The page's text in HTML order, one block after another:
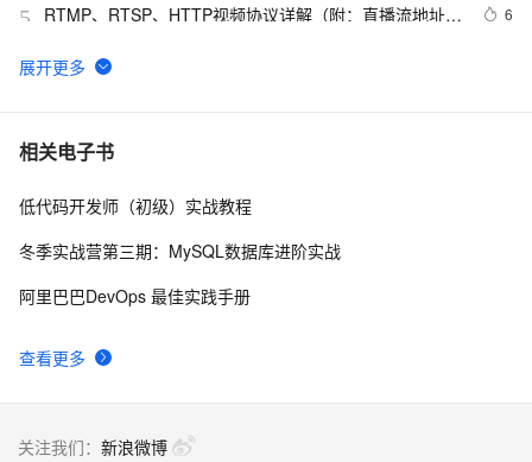
5
RTMP、RTSP、HTTP视频协议详解（附：直播流地址、
6
6
【YOLOv8改进 - 注意力机制】Triplet Attention：轻量
7 Python PIL远程命令执行漏洞复现(CVE-2017-8291
8 新年快乐 ~
相关电子书
查看更多
低代码开发师（初级）实战教程
冬季实战营第三期：MySQL数据库进阶实战
阿里巴巴DevOps 最佳实践手册
关注我们： 新浪微博